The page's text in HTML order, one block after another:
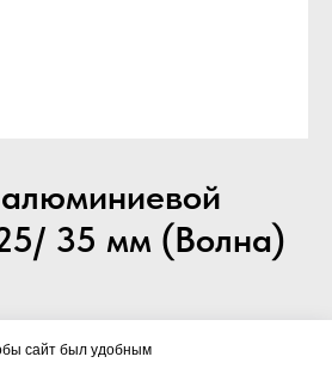
35 мм (Волна)
лент для
сайт был удобным